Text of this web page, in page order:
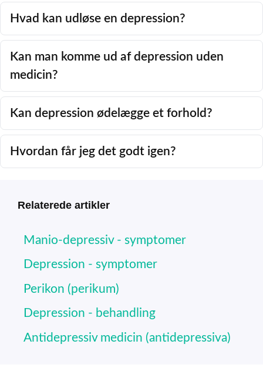
Hvad kan udløse en depression?
Kan man komme ud af depression uden
medicin?
Kan depression ødelægge et forhold?
Hvordan får jeg det godt igen?
Relaterede artikler
Manio-depressiv - symptomer
Depression - symptomer
Perikon (perikum)
Depression - behandling
Antidepressiv medicin (antidepressiva)